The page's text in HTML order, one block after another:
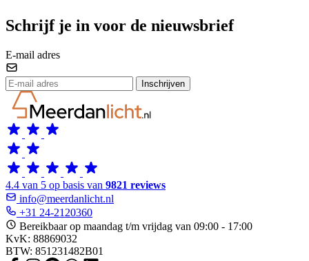
Schrijf je in voor de nieuwsbrief
E-mail adres
Inschrijven
4.4 van 5 op basis van 9821 reviews
info@meerdanlicht.nl
+31 24-2120360
Bereikbaar op maandag t/m vrijdag van 09:00 - 17:00
KvK: 88869032
BTW: 851231482B01